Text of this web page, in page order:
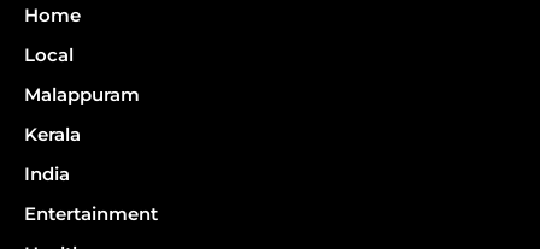
Home
Local
Malappuram
Kerala
India
Entertainment